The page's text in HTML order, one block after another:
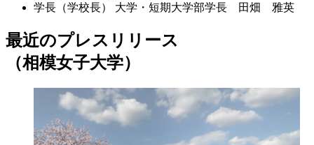
学長（学校長）
大学・短期大学部学長 田畑 雅英
最近のプレスリリース
（相模女子大学）